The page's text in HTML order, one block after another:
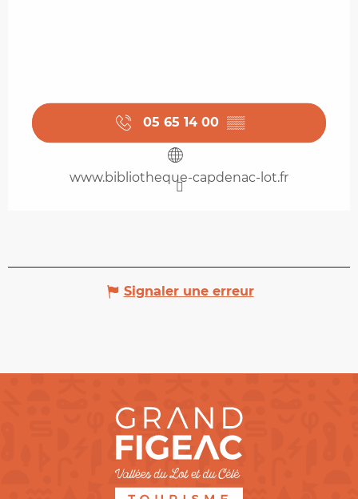
05 65 14 00 ▒▒
www.bibliotheque-capdenac-lot.fr
Signaler une erreur